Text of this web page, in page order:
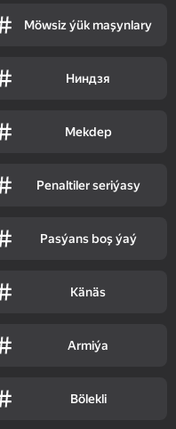
Möwsiz ýük maşynlary
Ниндзя
Mekdep
Penaltiler seriýasy
Pasýans boş ýaý
Känäs
Armiýa
Bölekli